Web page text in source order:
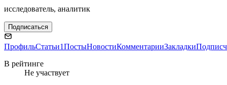
исследователь, аналитик
Подписаться
ПрофильСтатьи1ПостыНовостиКомментарииЗакладки
В рейтинге
Не участвует